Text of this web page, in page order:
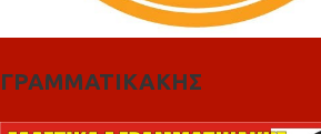
ΓΡΑΜΜΑΤΙΚΑΚΗΣ